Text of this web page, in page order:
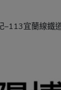
–113宜蘭線鐵